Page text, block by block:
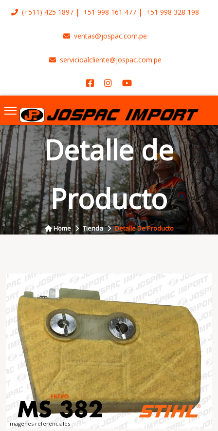
(+511) 425 1897 +51 998 161 477 +51 998 328 198
ventas@jospac.com.pe
servicioalcliente@jospac.com.pe
Detalle de
Producto
Home Tienda Detalle De Producto
Imagenes referenciales